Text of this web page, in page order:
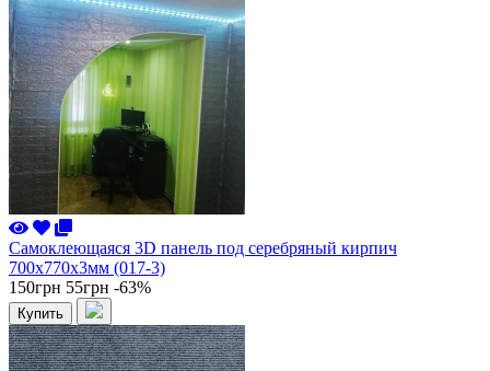
Самоклеющаяся 3D панель под серебряный кирпич
700x770x3мм (017-3)
150грн 55грн -63%
Купить